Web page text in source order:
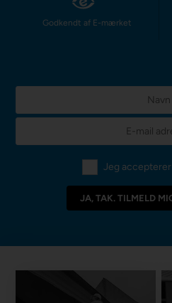
Godkendt af E-mærket
Jeg accepterer